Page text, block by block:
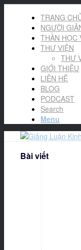
TRANG
NGƯỜI
THẦN HỌC
THƯ VIỆN
THƯ
GIỚI THIỆU
LIÊN HỆ
BLOG
PODCAST
Search
Menu
Bài viết